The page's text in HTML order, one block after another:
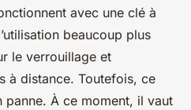
à
garantie
de clé de
avec une clé à
beaucoup plus
le verrouillage et
à distance. Toutefois, ce
À ce moment, il vaut